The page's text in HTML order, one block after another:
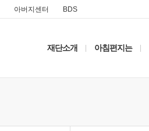
아버지센터 BDS
재단소개 아침편지는